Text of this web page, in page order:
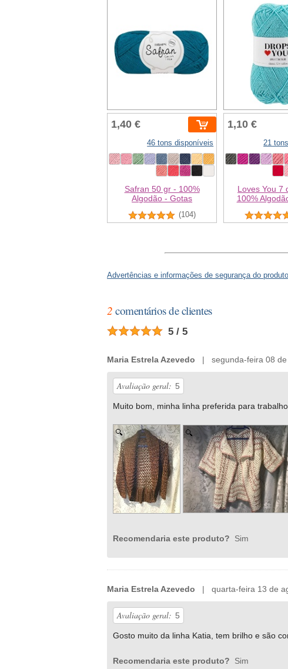
1,40 €
46 tons disponíveis
Safran 50 gr - 100%
Algodão - Gotas
(104)
1,10 €
21
Loves You 7
100%
Advertências e informações de segurança do produto
2 comentários de clientes
5 / 5
Maria Estrela Azevedo | segunda-feira 08 de
Avaliação geral: 5
Muito bom, minha linha preferida para
Recomendaria este produto? Sim
Maria Estrela Azevedo | quarta-feira 13 de
Avaliação geral: 5
Gosto muito da linha Katia, tem brilho e são
Recomendaria este produto? Sim